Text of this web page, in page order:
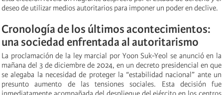
deseo de utilizar medios autoritarios para imponer un poder en declive.
Cronología de los últimos acontecimientos:
una sociedad enfrentada al autoritarismo
La proclamación de la ley marcial por Yoon Suk-Yeol se anunció en la
mañana del 3 de diciembre de 2024, en un decreto presidencial en que
se alegaba la necesidad de proteger la “estabilidad nacional” ante un
presunto aumento de las tensiones sociales. Esta decisión fue